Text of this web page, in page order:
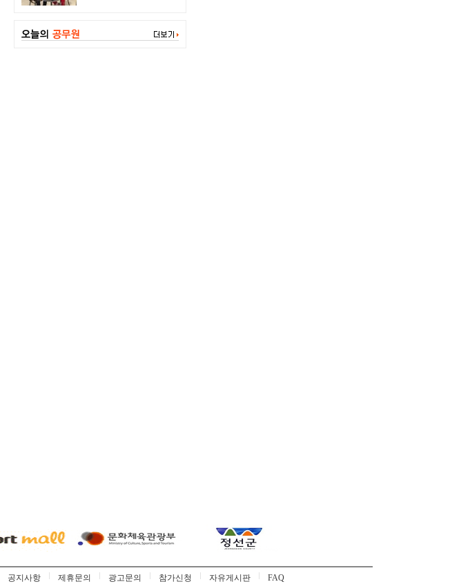
공지사항 제휴문의 광고문의 참가신청 자유게시판 FAQ